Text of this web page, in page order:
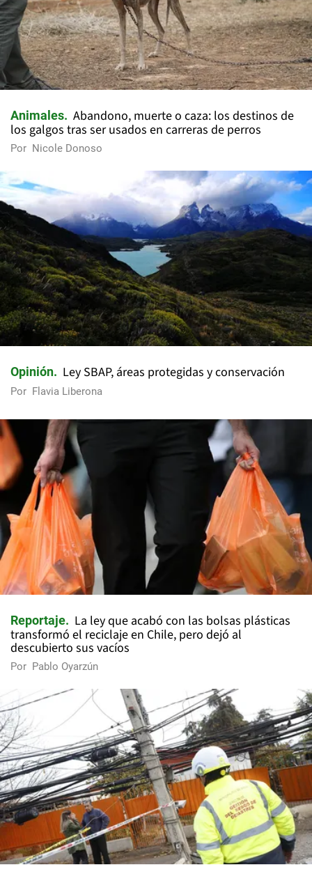
Animales
Abandono, muerte o caza: los destinos de
los galgos tras ser usados en carreras de perros
Por Nicole Donoso
Opinión Ley SBAP, áreas protegidas y conservación
Por Flavia Liberona
Reportaje
La ley que acabó con las bolsas plásticas
transformó el reciclaje en Chile, pero dejó al
descubierto sus vacíos
Por Pablo Oyarzún